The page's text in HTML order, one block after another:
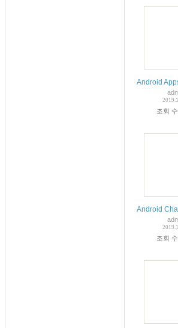
Android
조회 수
Android
조회 수